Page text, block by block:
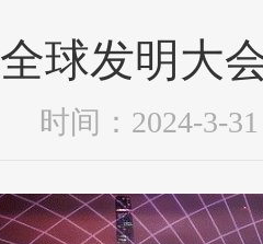
全球发明大
时间：2024-